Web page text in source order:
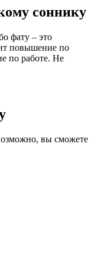
соннику
фату – это
повышение по
по работе. Не
вы сможете